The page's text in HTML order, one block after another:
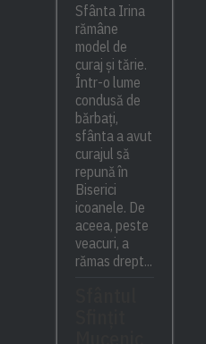
Sfânta Irina
rămâne
model de
curaj și tărie.
Într-o lume
condusă de
bărbați,
sfânta a avut
curajul să
repună în
Biserici
icoanele. De
aceea, peste
veacuri, a
rămas drept...